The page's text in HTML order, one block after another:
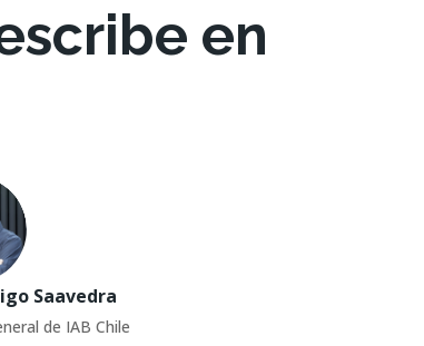
en
Saavedra
de IAB Chile